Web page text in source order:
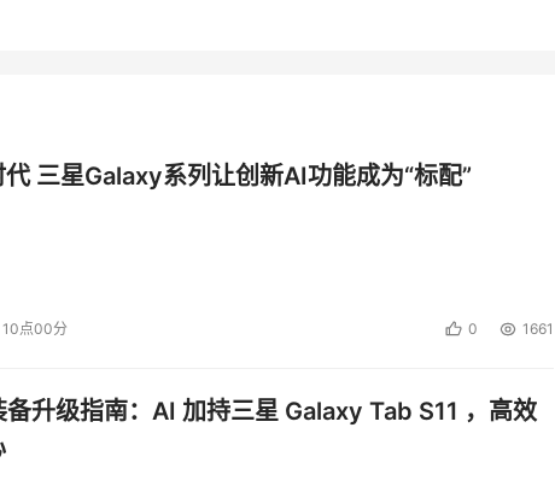
厂商的关系是否到位，能在关键时刻帮上忙，这个忙包括产品价
多大等等。视项目特性不同，再加上总包自身的资源分配状
样，再加上总包、分包各自相对客户的关系资源这些情况，变
题，影响的就不只是现在了；另一方面，存储系统保护和管理
要足够的技术和经验做支持，就象杨志雷所说的：网络接通一
就不一样，它涉及到包括应用在内的整个环境，需要多次调
三星Galaxy系列让创新AI功能成为“标配”
点00分 0 1661
升级指南：AI 加持三星 Galaxy Tab S11 ，高效